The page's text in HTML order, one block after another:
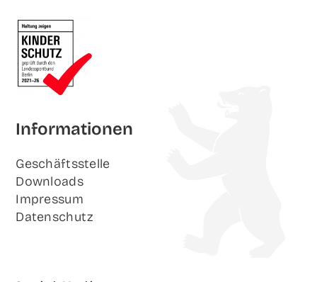
Infor­ma­tio­nen
Geschäfts­stel­le
Down­loads
Impres­sum
Daten­schutz